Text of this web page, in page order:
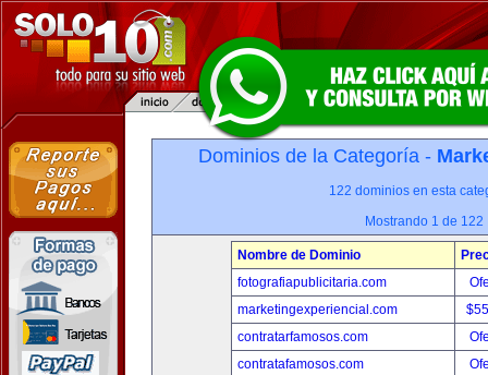
Dominios de la Categoría -
122 dominios en esta
Mostrando 1 de 122
Nombre de Dominio
fotografiapublicitaria.com
marketingexperiencial.com
contratarfamosos.com
contratafamosos.com